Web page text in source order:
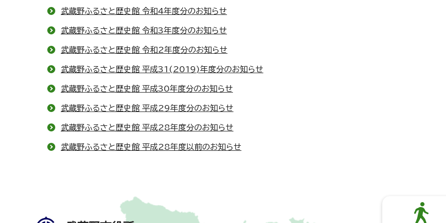
武蔵野ふるさと歴史館 令和4年度分のお知らせ
武蔵野ふるさと歴史館 令和3年度分のお知らせ
武蔵野ふるさと歴史館 令和2年度分のお知らせ
武蔵野ふるさと歴史館 平成31(2019)年度分のお知らせ
武蔵野ふるさと歴史館 平成30年度分のお知らせ
武蔵野ふるさと歴史館 平成29年度分のお知らせ
武蔵野ふるさと歴史館 平成28年度分のお知らせ
武蔵野ふるさと歴史館 平成28年度以前のお知らせ